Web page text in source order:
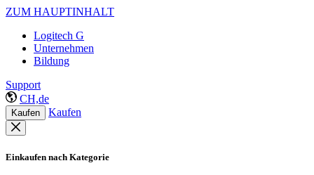
ZUM HAUPTINHALT
Logitech G
Unternehmen
Bildung
Support
CH,de
Kaufen Kaufen
Einkaufen nach Kategorie